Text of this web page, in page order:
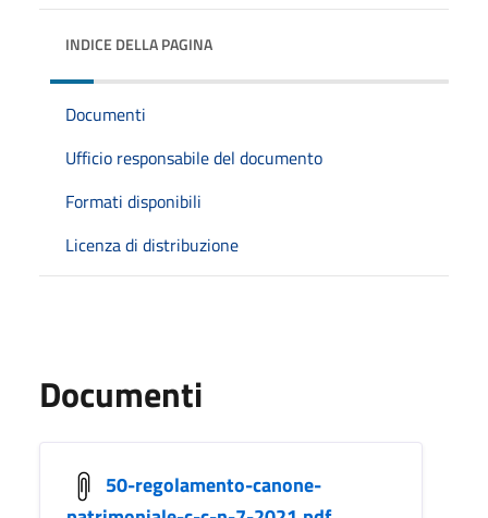
INDICE DELLA PAGINA
Documenti
Ufficio responsabile del documento
Formati disponibili
Licenza di distribuzione
Documenti
50-regolamento-canone-